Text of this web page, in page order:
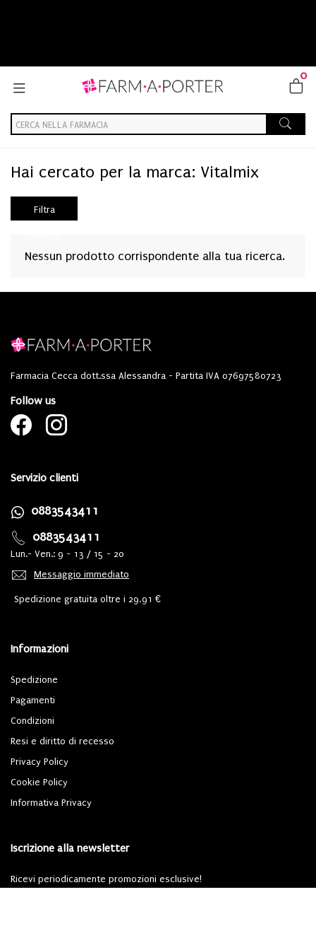
0
Home Marche parafarmaci
Hai cercato per la marca: Vitalmix
Filtra
Nessun prodotto corrispondente alla tua ricerca.
Farmacia Cecca dott.ssa Alessandra - Partita IVA 07697580723
Follow us
Servizio clienti
0883543411
0883543411
Lun.- Ven.: 9 - 13 / 15 - 20
Messaggio immediato
Spedizione gratuita oltre i 29,91 €
Informazioni
Spedizione
Pagamenti
Condizioni
Resi e diritto di recesso
Privacy Policy
Cookie Policy
Informativa Privacy
Iscrizione alla newsletter
Ricevi periodicamente promozioni esclusive!